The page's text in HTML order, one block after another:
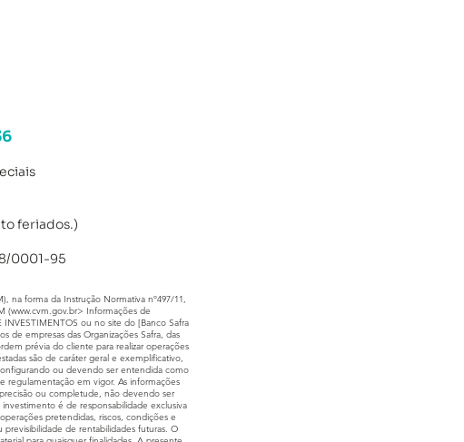
feriados.)
0001-95
na forma da Instrução Normativa nº497/11,
(www.cvm.gov.br> Informações de
ou no site do [Banco Safra
de empresas das Organizações Safra, das
prévia do cliente para realizar operações
são de caráter geral e exemplificativo,
ou devendo ser entendida como
regulamentação em vigor. As informações
ou completude, não devendo ser
é de responsabilidade exclusiva
pretendidas, riscos, condições e
previsibilidade de rentabilidades futuras. O